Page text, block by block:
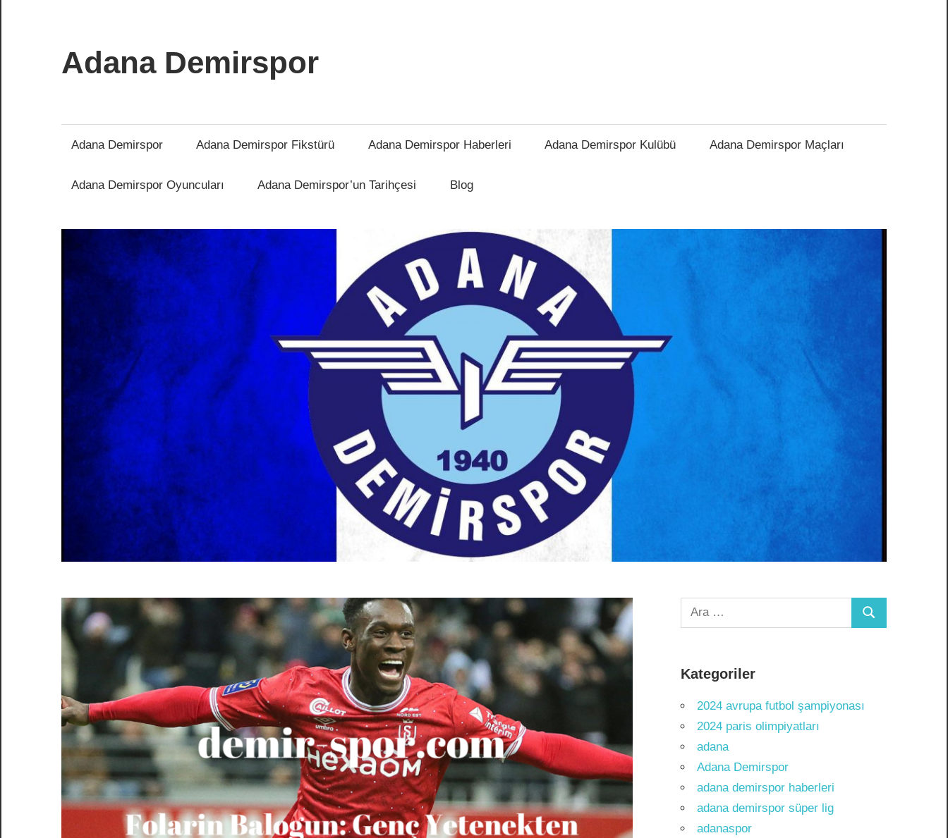
Adana Demirspor
Adana Demirspor Adana Demirspor Fikstürü Adana Demirspor Haberleri Adana Demirspor Kulübü Adana Demirspor Maçları
Adana Demirspor Oyuncuları Adana Demirspor’un Tarihçesi Blog
Arama:
Ara
Kategoriler
2024 avrupa futbol şampiyonası
2024 paris olimpiyatları
adana
Adana Demirspor
adana demirspor haberleri
adana demirspor süper lig
adanaspor